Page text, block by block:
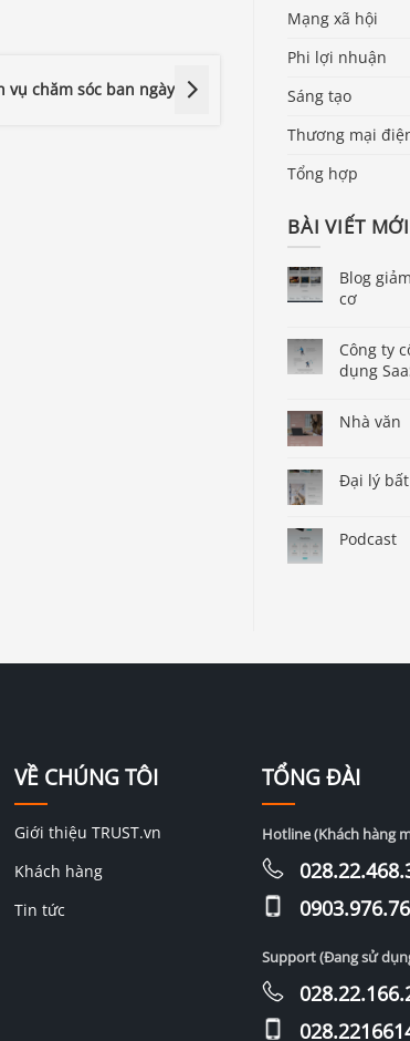
vụ chăm sóc ban ngày
Mạng xã hội
Phi lợi nhuận
Sáng tạo
Thương mại
Tổng hợp
BÀI VIẾT MỚI
Blog
cơ
Công ty
dụng
Nhà văn
Đại lý
Podcast
VỀ CHÚNG TÔI
Giới thiệu TRUST.vn
Khách hàng
Tin tức
TỔNG ĐÀI
Hotline (Khách hàng
Support (Đang sử